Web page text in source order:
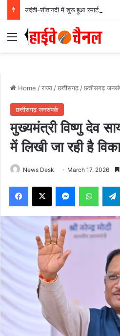
Menu
Home /राज्य /छत्तीसगढ़ /छत्तीसगढ़
छत्तीसगढ़ जनसंपर्क
मुख्यमंत्री विष्णु देव
में लिखी जा रही है
News Desk March 17, 2026
Facebook
X Messenger